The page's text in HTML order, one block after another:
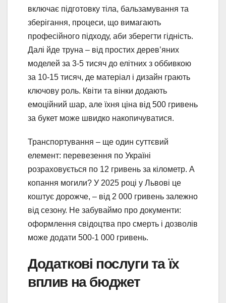
включає підготовку тіла, бальзамування та
зберігання, процеси, що вимагають
професійного підходу, аби зберегти гідність.
Далі йде труна – від простих дерев’яних
моделей за 3-5 тисяч до елітних з оббивкою
за 10-15 тисяч, де матеріал і дизайн грають
ключову роль. Квіти та вінки додають
емоційний шар, але їхня ціна від 500 гривень
за букет може швидко накопичуватися.
Транспортування – ще один суттєвий
елемент: перевезення по Україні
розраховується по 12 гривень за кілометр. А
копання могили? У 2025 році у Львові це
коштує дорожче, – від 2 000 гривень залежно
від сезону. Не забуваймо про документи:
оформлення свідоцтва про смерть і дозволів
може додати 500-1 000 гривень.
Додаткові послуги та їх
вплив на бюджет